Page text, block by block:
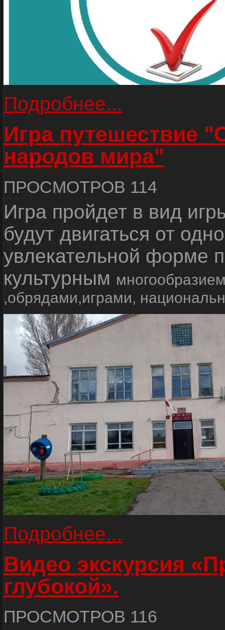
Подробнее...
Игра путешествие
народов мира"
ПРОСМОТРОВ 114
Игра пройдет в вид
будут двигаться от
увлекательной форме
культурным
,обрядами,играми,
Подробнее...
Видео экскурсия
глубокой».
ПРОСМОТРОВ 116